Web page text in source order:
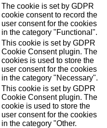
The cookie is set by GDPR
cookie consent to record the
user consent for the cookies
in the category "Functional".
This cookie is set by GDPR
Cookie Consent plugin. The
cookies is used to store the
user consent for the cookies
in the category "Necessary".
This cookie is set by GDPR
Cookie Consent plugin. The
cookie is used to store the
user consent for the cookies
in the category "Other.